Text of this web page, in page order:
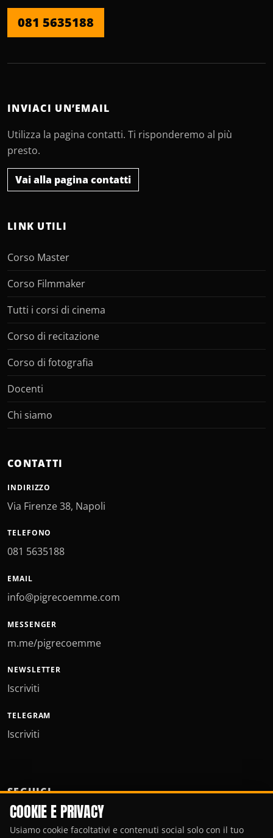
081 5635188
INVIACI UN’EMAIL
Utilizza la pagina contatti. Ti risponderemo al più
presto.
Vai alla pagina contatti
LINK UTILI
Corso Master
Corso Filmmaker
Tutti i corsi di cinema
Corso di recitazione
Corso di fotografia
Docenti
Chi siamo
CONTATTI
INDIRIZZO
Via Firenze 38, Napoli
TELEFONO
081 5635188
EMAIL
info@pigrecoemme.com
MESSENGER
m.me/pigrecoemme
NEWSLETTER
Iscriviti
TELEGRAM
Iscriviti
SEGUICI
COOKIE E PRIVACY
Usiamo cookie facoltativi e contenuti social solo con il tuo